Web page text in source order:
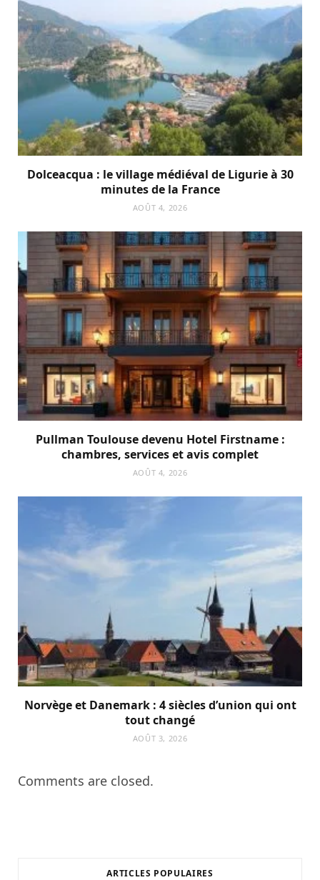
Dolceacqua : le village médiéval de Ligurie à 30
minutes de la France
AOÛT 4, 2026
Pullman Toulouse devenu Hotel Firstname :
chambres, services et avis complet
AOÛT 4, 2026
Norvège et Danemark : 4 siècles d’union qui ont
tout changé
AOÛT 3, 2026
Comments are closed.
ARTICLES POPULAIRES